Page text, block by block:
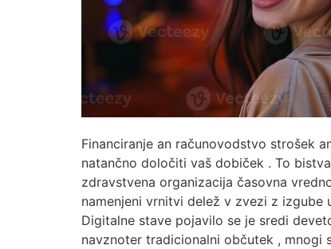
Financiranje an računovodstvo strošek
natančno določiti vaš dobiček . To
zdravstvena organizacija časovna
namenjeni vrnitvi delež v zvezi z izgube
Digitalne stave pojavilo se je sredi
navznoter tradicionalni občutek ,